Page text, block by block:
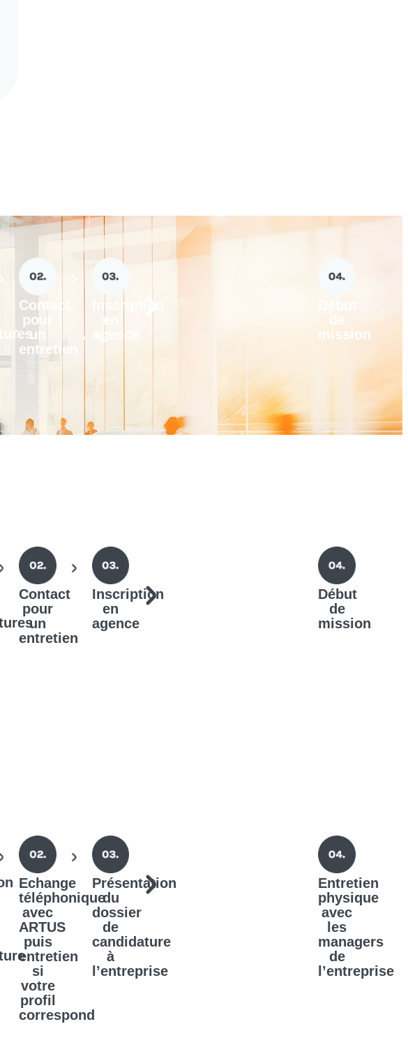
Contact
pour
un
entretien
Inscription
en
agence
de
mission
Contact
pour
un
entretien
Inscription
en
agence
Début
de
mission
Echange
téléphonique
avec
ARTUS
puis
entretien
si
votre
profil
correspond
Présentation
du
dossier
de
candidature
à
l’entreprise
Entretien
physique
avec
les
managers
de
l’entreprise